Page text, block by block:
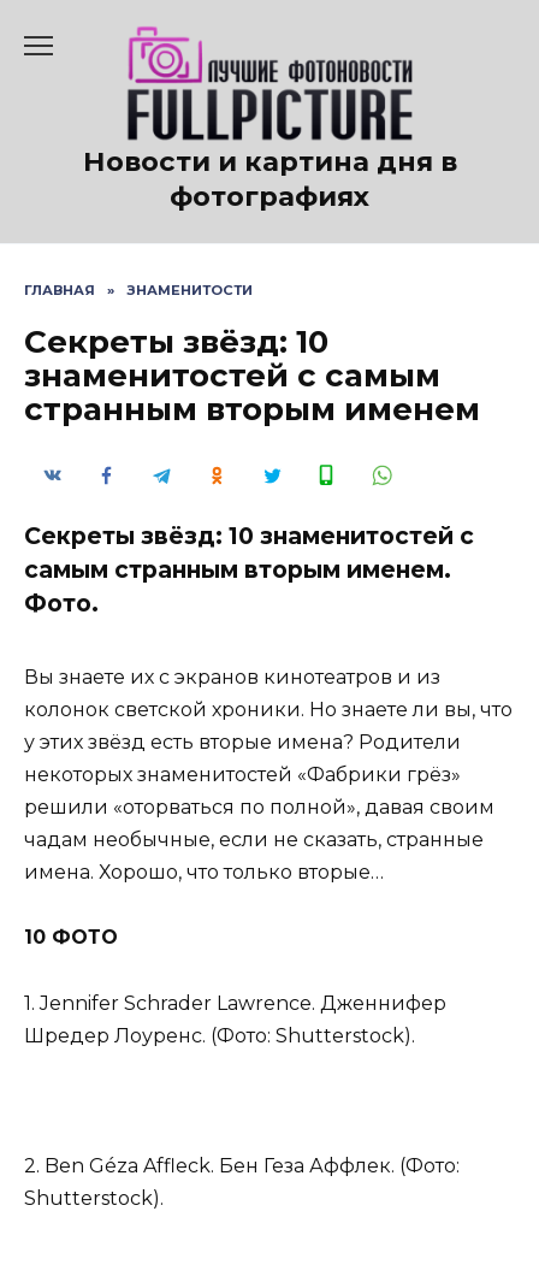
содержанию
Новости и картина дня в
фотографиях
ГЛАВНАЯ » ЗНАМЕНИТОСТИ
Секреты звёзд: 10
знаменитостей с самым
странным вторым именем
Секреты звёзд: 10 знаменитостей с
самым странным вторым именем.
Фото.
Вы знаете их с экранов кинотеатров и из
колонок светской хроники. Но знаете ли вы, что
у этих звёзд есть вторые имена? Родители
некоторых знаменитостей «Фабрики грёз»
решили «оторваться по полной», давая своим
чадам необычные, если не сказать, странные
имена. Хорошо, что только вторые…
10 ФОТО
1. Jennifer Schrader Lawrence. Дженнифер
Шредер Лоуренс. (Фото: Shutterstock).
2. Ben Géza Affleck. Бен Геза Аффлек. (Фото:
Shutterstock).